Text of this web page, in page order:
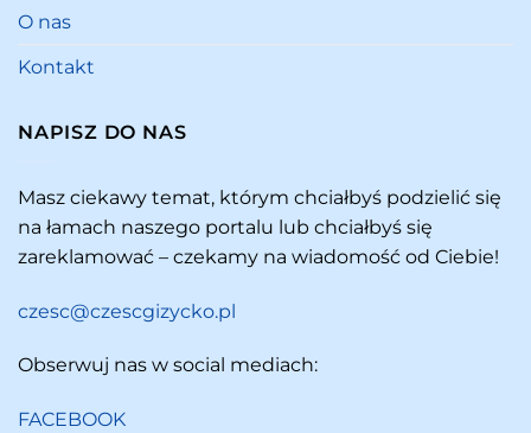
O nas
Kontakt
NAPISZ DO NAS
Masz ciekawy temat, którym chciałbyś podzielić się
na łamach naszego portalu lub chciałbyś się
zareklamować – czekamy na wiadomość od Ciebie!
czesc@czescgizycko.pl
Obserwuj nas w social mediach:
FACEBOOK